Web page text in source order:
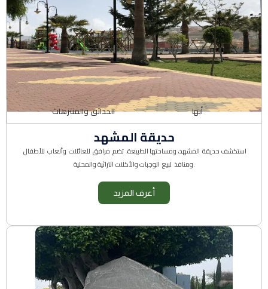
الحدائق والمنتزهات أبها
حديقة المشهد
استكشف حديقة المشهد، ومساحتها الطبيعة، تضم مرافق للعائلات وألعاب للأطفال
ومنافذ لبيع الوجبات والأكلات التراثية والمحلية.
أعرف المزيد